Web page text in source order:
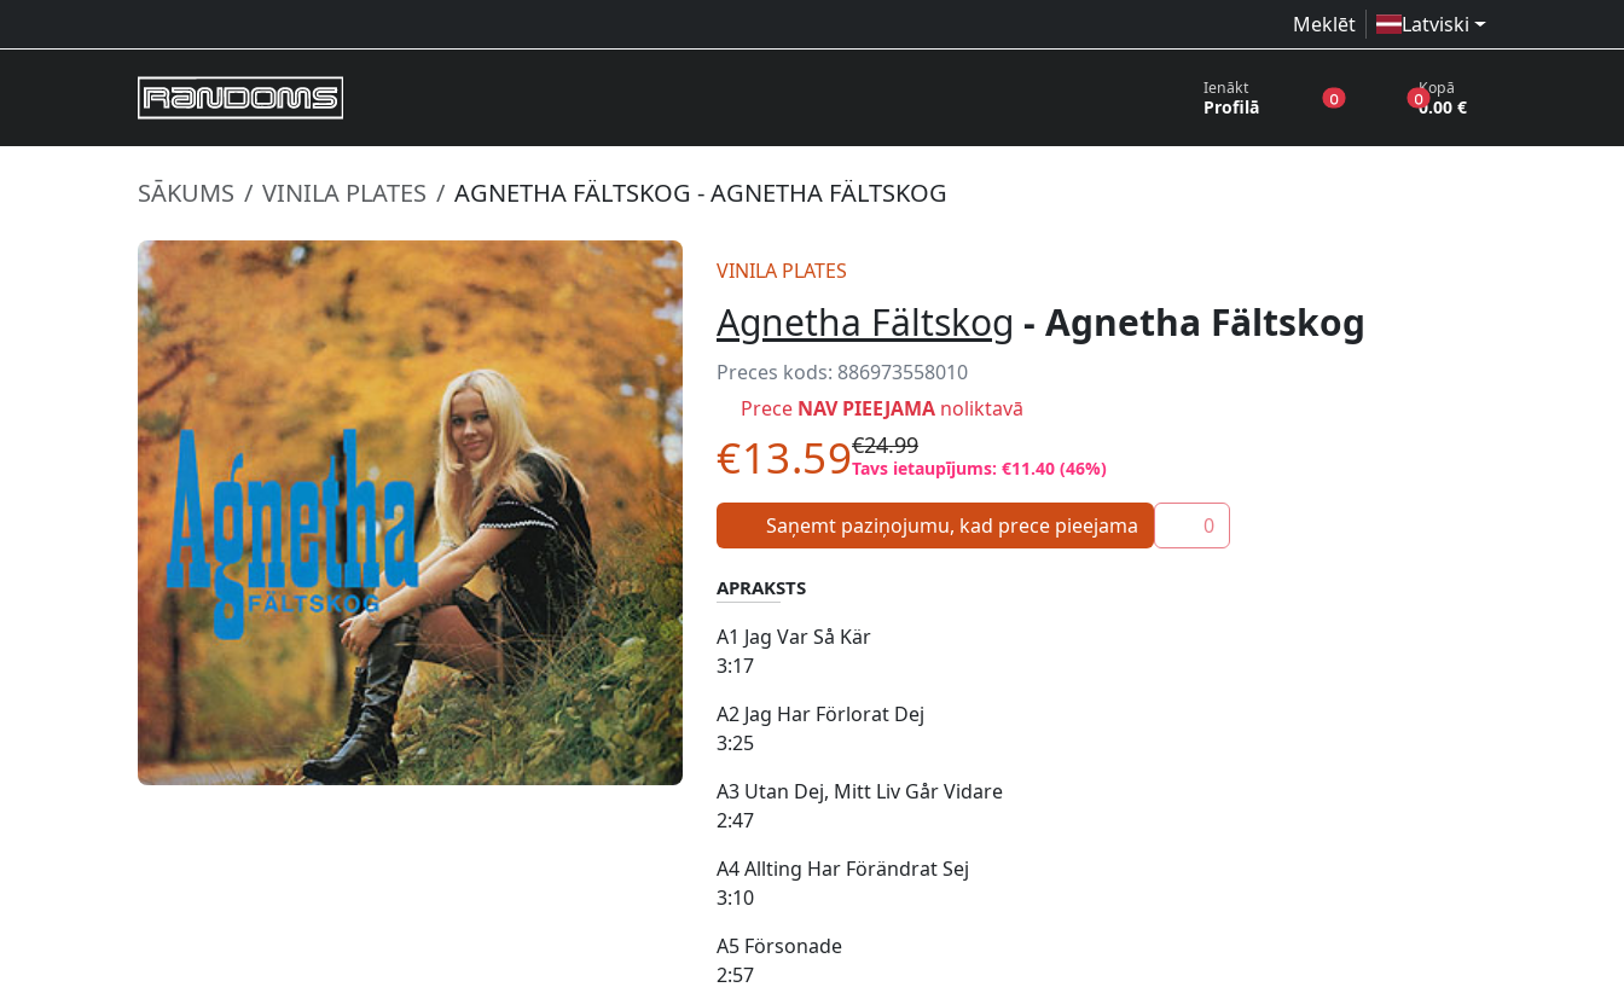
Meklēt Latviski
Ienākt
Profilā 0produkti vēlmju sarakstā
0produkti grozā
Kopā
0.00 €
SĀKUMS VINILA PLATES AGNETHA FÄLTSKOG - AGNETHA FÄLTSKOG
VINILA PLATES
Agnetha Fältskog - Agnetha Fältskog
Preces kods: 886973558010
Prece NAV PIEEJAMA noliktavā
€13.59€24.99
Tavs ietaupījums: €11.40 (46%)
Saņemt paziņojumu, kad prece pieejama 0
APRAKSTS
A1 Jag Var Så Kär
3:17
A2 Jag Har Förlorat Dej
3:25
A3 Utan Dej, Mitt Liv Går Vidare
2:47
A4 Allting Har Förändrat Sej
3:10
A5 Försonade
2:57